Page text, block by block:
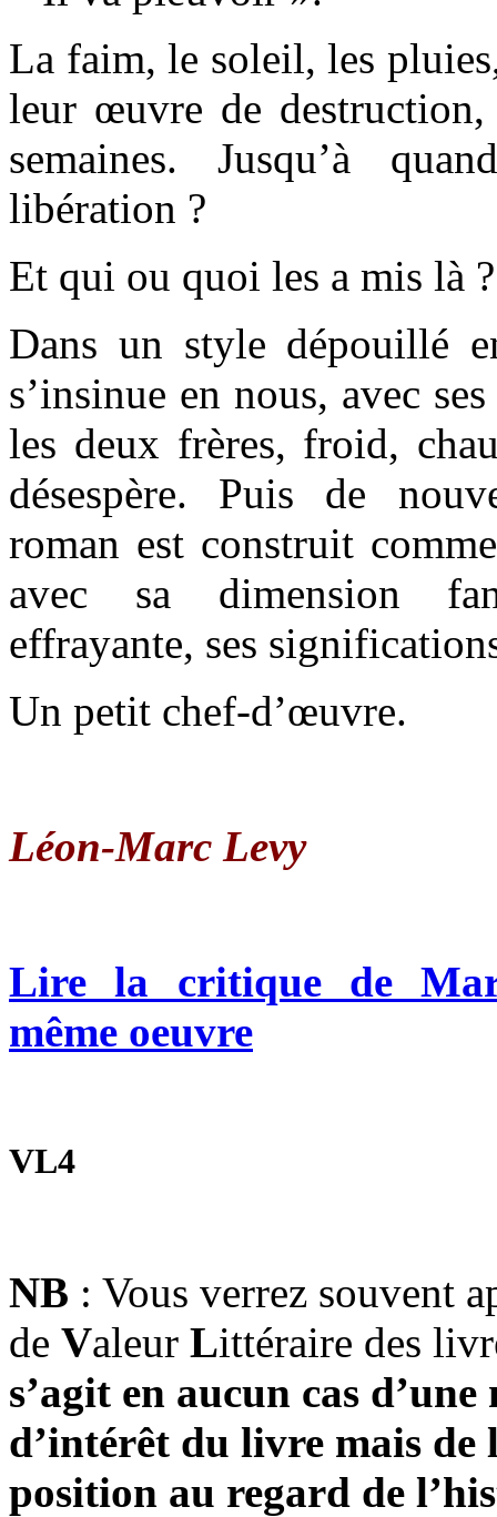
La faim, le soleil, les
leur œuvre de
semaines. Jusqu’à
libération ?
Et qui ou quoi les a mis là ?
Dans un style dépouillé
s’insinue en nous, avec
les deux frères, froid,
désespère. Puis de
roman est construit
avec sa dimension
effrayante, ses
Un petit chef-d’œuvre.
Léon-Marc Levy
Lire la critique de
même oeuvre
VL4
NB : Vous verrez souvent
de Valeur Littéraire des
s’agit en aucun cas
d’intérêt du livre mais de
position au regard de